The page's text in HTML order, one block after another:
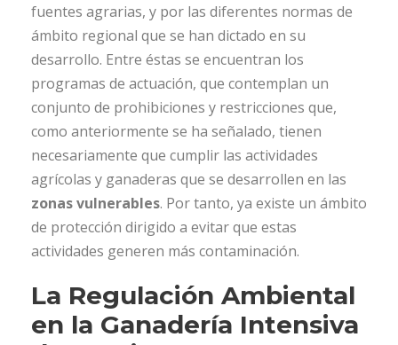
fuentes agrarias, y por las diferentes normas de
ámbito regional que se han dictado en su
desarrollo. Entre éstas se encuentran los
programas de actuación, que contemplan un
conjunto de prohibiciones y restricciones que,
como anteriormente se ha señalado, tienen
necesariamente que cumplir las actividades
agrícolas y ganaderas que se desarrollen en las
zonas vulnerables. Por tanto, ya existe un ámbito
de protección dirigido a evitar que estas
actividades generen más contaminación.
La Regulación Ambiental
en la Ganadería Intensiva